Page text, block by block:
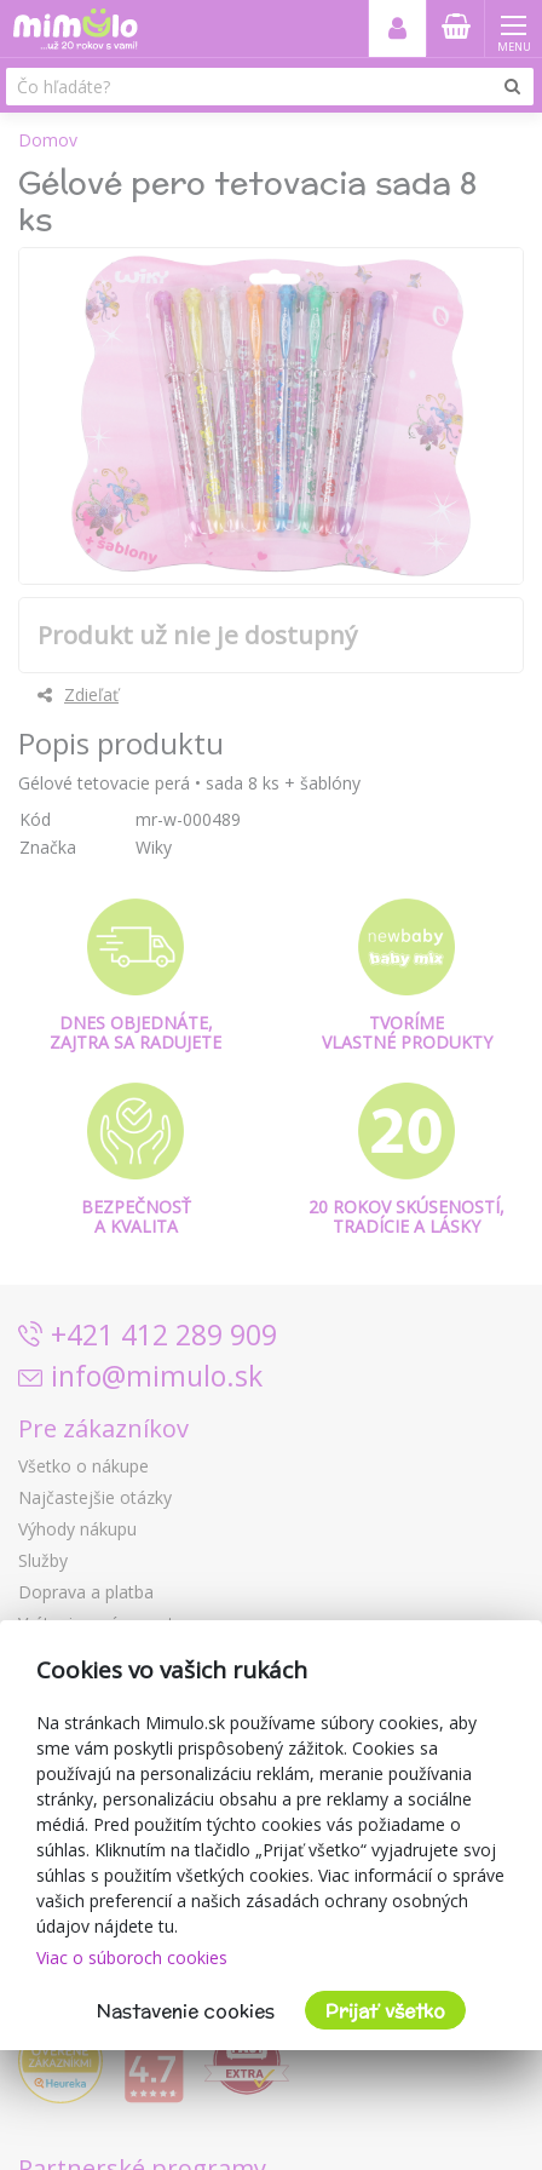
MENU
Domov
Gélové pero tetovacia sada 8
ks
Produkt už nie je dostupný
Zdieľať
Popis produktu
Gélové tetovacie perá • sada 8 ks + šablóny
Kód
mr-w-000489
Značka
Wiky
DNES OBJEDNÁTE,
ZAJTRA SA RADUJETE
TVORÍME
VLASTNÉ PRODUKTY
BEZPEČNOSŤ
A KVALITA
20 ROKOV SKÚSENOSTÍ,
TRADÍCIE A LÁSKY
+421 412 289 909
info@mimulo.sk
Pre zákazníkov
Všetko o nákupe
Najčastejšie otázky
Výhody nákupu
Služby
Doprava a platba
Vrátenie a výmena tovaru
Darčekové poukážky
Zľavové kupóny
Blog
O predajcovi
Mimulo.sk
Obchodné podmienky
Ochrana osobných údajov GDPR
Kontakty
Spolupracujeme
Cookies vo vašich rukách
Na stránkach Mimulo.sk používame súbory cookies, aby
sme vám poskytli prispôsobený zážitok. Cookies sa
používajú na personalizáciu reklám, meranie používania
stránky, personalizáciu obsahu a pre reklamy a sociálne
médiá. Pred použitím týchto cookies vás požiadame o
súhlas. Kliknutím na tlačidlo „Prijať všetko“ vyjadrujete svoj
súhlas s použitím všetkých cookies. Viac informácií o správe
vašich preferencií a našich zásadách ochrany osobných
údajov nájdete tu.
Viac o súboroch cookies
Nastavenie cookies Prijať všetko